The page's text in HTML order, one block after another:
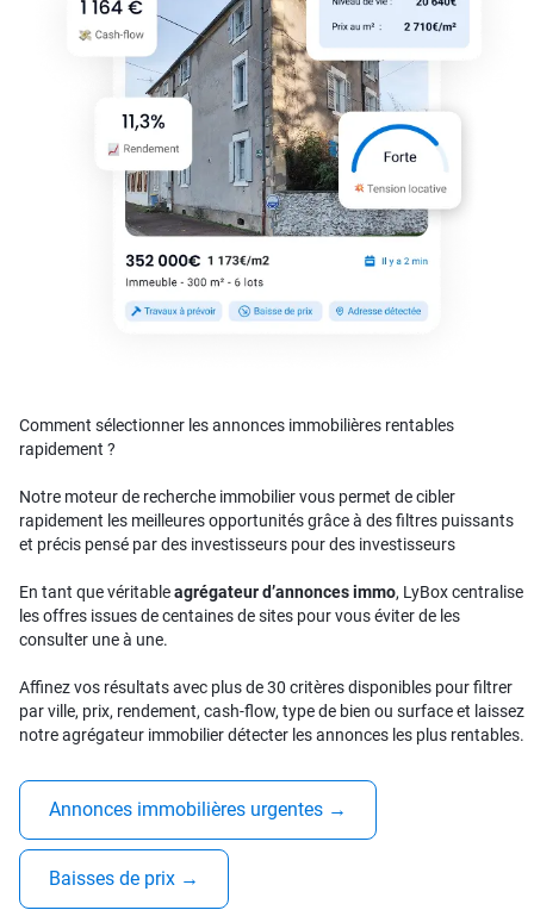
Comment sélectionner les annonces immobilières rentables
rapidement ?
Notre moteur de recherche immobilier vous permet de cibler
rapidement les meilleures opportunités grâce à des filtres puissants
et précis pensé par des investisseurs pour des investisseurs
En tant que véritableagrégateur d’annonces immo, LyBox centralise
les offres issues de centaines de sites pour vous éviter de les
consulter une à une.
Affinez vos résultats avec plus de 30 critères disponibles pour filtrer
par ville, prix, rendement, cash-flow, type de bien ou surface et laissez
notre agrégateur immobilier détecter les annonces les plus rentables.
Annonces immobilières urgentes →
Baisses de prix →